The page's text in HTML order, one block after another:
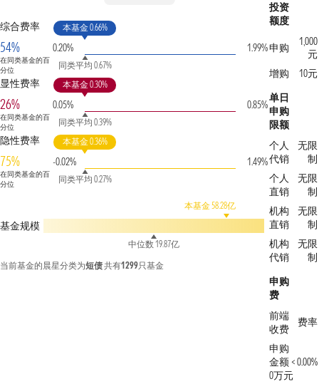
综合费率
54%
在同类基金的百
分位
0.20%
本基金 0.66%
同类平均 0.67%
1.99%
显性费率
26%
在同类基金的百
分位
0.05%
本基金 0.30%
同类平均 0.39%
0.85%
隐性费率
75%
在同类基金的百
分位
-0.02%
本基金 0.36%
同类平均 0.27%
1.49%
基金规模
本基金 58.28亿
中位数 19.87亿
当前基金的晨星分类为短债共有1299只基金
投资
额度
申购
1,000
元
增购
10元
单日
申购
限额
个人
代销
无限
制
个人
直销
无限
制
机构
直销
无限
制
机构
代销
无限
制
申购
费
前端
收费
费率
申购
金额 <
0万元
0.00%